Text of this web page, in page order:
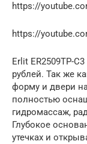
https://
https://
Erlit ER2509TP-
рублей. Так же
форму и двери
полностью
гидромассаж,
Глубокое
утечках и